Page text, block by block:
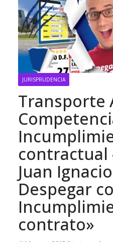
JURISPRUDENCIA
Transporte
contractual
Juan
Despegar
contrato»